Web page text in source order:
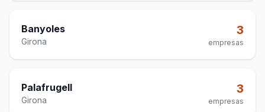
Banyoles
Girona
3
empresas
Palafrugell
Girona
3
empresas